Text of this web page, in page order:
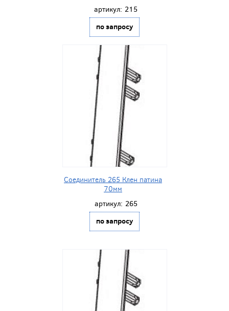
артикул: 215
по запросу
Соединитель 265 Клен патина
70мм
артикул: 265
по запросу